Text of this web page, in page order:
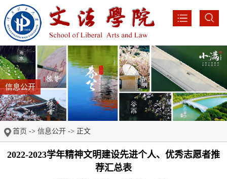
信息公开
首页 -> 信息公开 -> 正文
2022-2023学年精神文明建设先进个人、优秀志愿者推
荐汇总表